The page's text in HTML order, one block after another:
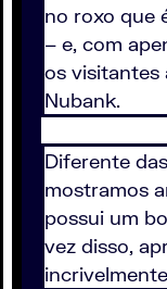
no roxo que
– e, com
os visitantes
Nubank.
Diferente
mostramos
possui um
vez disso,